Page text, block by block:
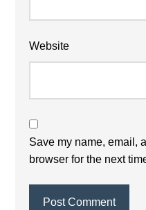
Website
Save my name, email,
browser for the next